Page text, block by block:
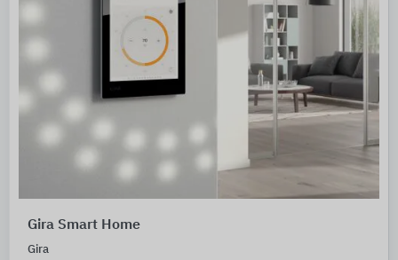
Gira Smart Home
Gira